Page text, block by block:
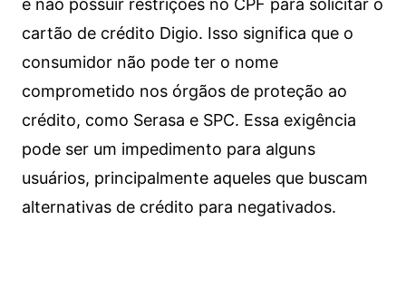
e não possuir restrições no CPF para solicitar o
cartão de crédito Digio. Isso significa que o
consumidor não pode ter o nome
comprometido nos órgãos de proteção ao
crédito, como Serasa e SPC. Essa exigência
pode ser um impedimento para alguns
usuários, principalmente aqueles que buscam
alternativas de crédito para negativados.